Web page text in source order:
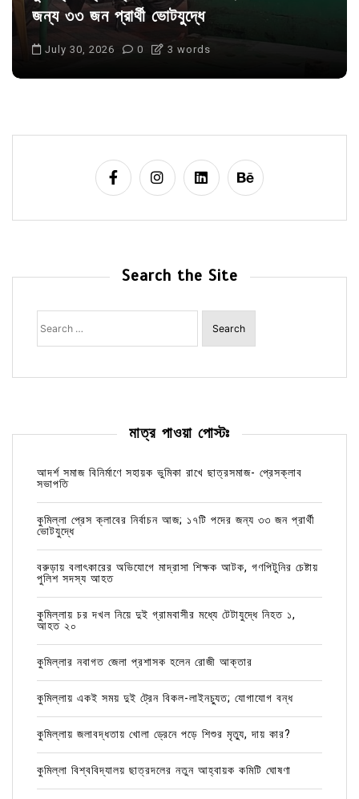
জন্য ৩৩ জন প্রার্থী ভোটযুদ্ধে
July 30, 2026 0 3 words
Search the Site
Search
for:
মাত্র পাওয়া পোস্টঃ
আদর্শ সমাজ বিনির্মাণে সহায়ক ভুমিকা রাখে ছাত্রসমাজ- প্রেসক্লাব
সভাপতি
কুমিল্লা প্রেস ক্লাবের নির্বাচন আজ; ১৭টি পদের জন্য ৩৩ জন প্রার্থী
ভোটযুদ্ধে
বরুড়ায় বলাৎকারের অভিযোগে মাদ্রাসা শিক্ষক আটক, গণপিটুনির চেষ্টায়
পুলিশ সদস্য আহত
কুমিল্লায় চর দখল নিয়ে দুই গ্রামবাসীর মধ্যে টেটাযুদ্ধে নিহত ১,
আহত ২০
কুমিল্লার নবাগত জেলা প্রশাসক হলেন রোজী আক্তার
কুমিল্লায় একই সময় দুই ট্রেন বিকল-লাইনচ্যুত; যোগাযোগ বন্ধ
কুমিল্লায় জলাবদ্ধতায় খোলা ড্রেনে পড়ে শিশুর মৃত্যু, দায় কার?
কুমিল্লা বিশ্ববিদ্যালয় ছাত্রদলের নতুন আহ্বায়ক কমিটি ঘোষণা